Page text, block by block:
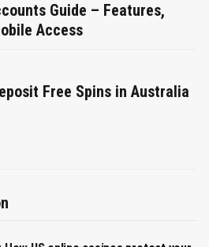
Guide – Features,
Access
Free Spins in Australia